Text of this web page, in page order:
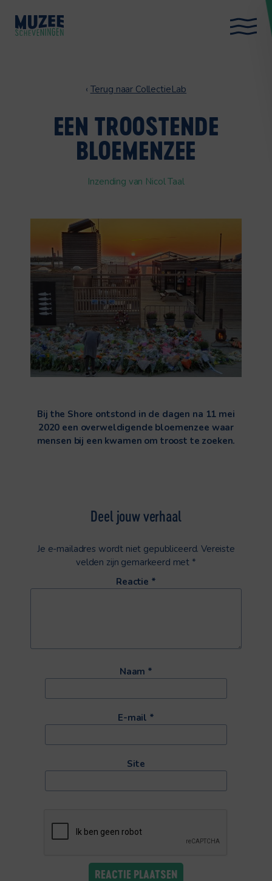
‹ Terug naar CollectieLab
EEN TROOSTENDE
BLOEMENZEE
Inzending van Nicol Taal
Bij the Shore ontstond in de dagen na 11 mei
2020 een overweldigende bloemenzee waar
mensen bij een kwamen om troost te zoeken.
Deel jouw verhaal
Je e-mailadres wordt niet gepubliceerd. Vereiste
velden zijn gemarkeerd met *
Reactie *
Naam *
E-mail *
Site